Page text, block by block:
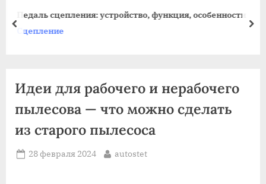
современное состояние и перспективы развития
пред
Идеи для рабочего и нерабочего
пылесова — что можно сделать
из старого пылесоса
Posted
28 февраля 2024 By
autostet